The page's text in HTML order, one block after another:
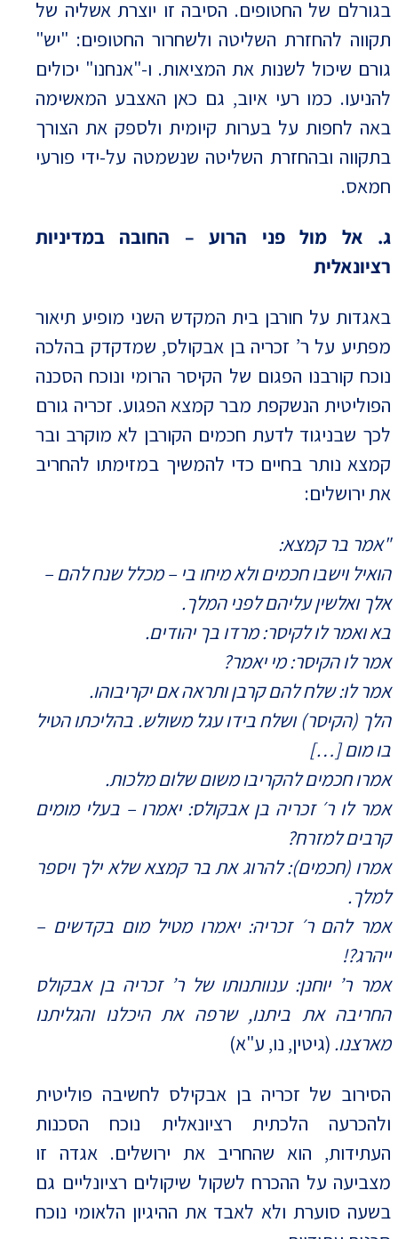
בגורלם של החטופים. הסיבה זו יוצרת אשליה של
תקווה להחזרת השליטה ולשחרור החטופים: "יש"
גורם שיכול לשנות את המציאות. ו-"אנחנו" יכולים
להניעו. כמו רעי איוב, גם כאן האצבע המאשימה
באה לחפות על בערות קיומית ולספק את הצורך
בתקווה ובהחזרת השליטה שנשמטה על-ידי פורעי
חמאס.
ג. אל מול פני הרוע – החובה במדיניות
רציונאלית
באגדות על חורבן בית המקדש השני מופיע תיאור
מפתיע על ר’ זכריה בן אבקולס, שמדקדק בהלכה
נוכח קורבנו הפגום של הקיסר הרומי ונוכח הסכנה
הפוליטית הנשקפת מבר קמצא הפגוע. זכריה גורם
לכך שבניגוד לדעת חכמים הקורבן לא מוקרב ובר
קמצא נותר בחיים כדי להמשיך במזימתו להחריב
את ירושלים:
"אמר בר קמצא:
הואיל וישבו חכמים ולא מיחו בי – מכלל שנח להם –
אלך ואלשין עליהם לפני המלך.
בא ואמר לו לקיסר: מרדו בך יהודים.
אמר לו הקיסר: מי יאמר?
אמר לו: שלח להם קרבן ותראה אם יקריבוהו.
הלך (הקיסר) ושלח בידו עגל משולש. בהליכתו הטיל
בו מום […]
אמרו חכמים להקריבו משום שלום מלכות.
אמר לו ר׳ זכריה בן אבקולס: יאמרו – בעלי מומים
קרבים למזרח?
אמרו (חכמים): להרוג את בר קמצא שלא ילך ויספר
למלך.
אמר להם ר׳ זכריה: יאמרו מטיל מום בקדשים –
ייהרג?!
אמר ר’ יוחנן: ענוותנותו של ר’ זכריה בן אבקולס
החריבה את ביתנו, שרפה את היכלנו והגליתנו
מארצנו. (גיטין, נו, ע"א)
הסירוב של זכריה בן אבקילס לחשיבה פוליטית
ולהכרעה הלכתית רציונאלית נוכח הסכנות
העתידות, הוא שהחריב את ירושלים. אגדה זו
מצביעה על ההכרח לשקול שיקולים רציונליים גם
בשעה סוערת ולא לאבד את ההיגיון הלאומי נוכח